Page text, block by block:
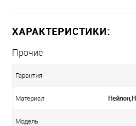
ХАРАКТЕРИСТИКИ:
Прочие
Гарантия
Материал
Модель